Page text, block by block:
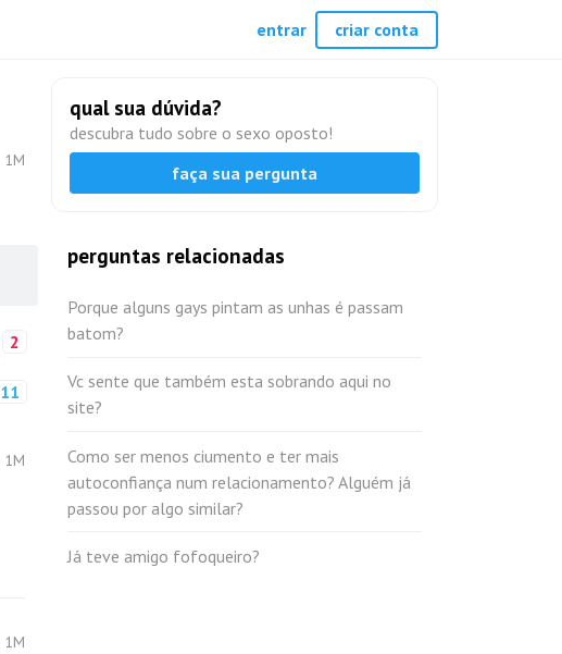
1M
2
11
1M
1M
qual sua dúvida?
descubra tudo sobre o sexo oposto!
faça sua pergunta
perguntas relacionadas
Porque alguns gays pintam as unhas é passam
batom?
Vc sente que também esta sobrando aqui no
site?
Como ser menos ciumento e ter mais
autoconfiança num relacionamento? Alguém já
passou por algo similar?
Já teve amigo fofoqueiro?
entrar criar conta